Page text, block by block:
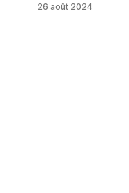
les meilleurs talents.
26 août 2024